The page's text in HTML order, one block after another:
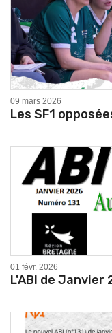
09 mars 2026
Les SF1
01 févr. 2026
L'ABI de Janvier